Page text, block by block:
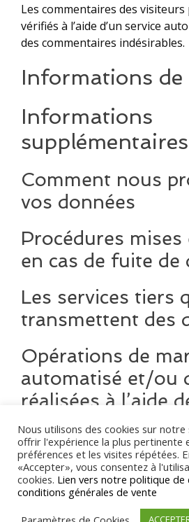
Les commentaires des
vérifiés à l’aide d’un service
des commentaires indésirables.
Informations de
Informations
supplémentaires
Comment nous
vos données
Procédures
en cas de fuite de
Les services tiers
transmettent des
Opérations de
automatisé et/ou
réalisées à l’aide
personnelles
Affichage des
liées aux secteurs
des régulations
Nous utilisons des cookies sur
offrir l'expérience la plus pertinente
préférences et les visites répétées.
«Accepter», vous consentez à
cookies. Lien vers notre politique
conditions générales de vente